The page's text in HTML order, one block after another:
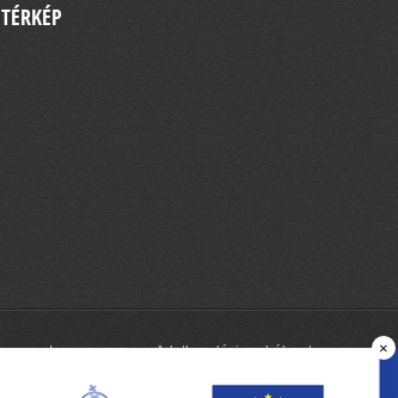
×
TÉRKÉP
Impresszum Adatkezelési szabályzat